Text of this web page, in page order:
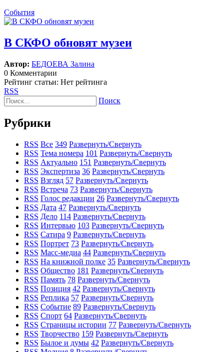
События
В СКФО обновят музеи
Автор: БЕДОЕВА Залина
0 Комментарии
Рейтинг статьи: Нет рейтинга
RSS
Поиск
Рубрики
RSS Все 349 Развернуть/Свернуть
RSS Тема номера 101 Развернуть/Свернуть
RSS Актуально 151 Развернуть/Свернуть
RSS Экспертиза 36 Развернуть/Свернуть
RSS Взгляд 57 Развернуть/Свернуть
RSS Встреча 73 Развернуть/Свернуть
RSS Голос редакции 26 Развернуть/Свернуть
RSS Дата 47 Развернуть/Свернуть
RSS Дело 114 Развернуть/Свернуть
RSS Интервью 103 Развернуть/Свернуть
RSS Сатира 9 Развернуть/Свернуть
RSS Портрет 73 Развернуть/Свернуть
RSS Масс-медиа 44 Развернуть/Свернуть
RSS На книжной полке 35 Развернуть/Свернуть
RSS Общество 181 Развернуть/Свернуть
RSS Память 78 Развернуть/Свернуть
RSS Позиция 42 Развернуть/Свернуть
RSS Реплика 57 Развернуть/Свернуть
RSS Событие 89 Развернуть/Свернуть
RSS Спорт 64 Развернуть/Свернуть
RSS Страницы истории 77 Развернуть/Свернуть
RSS Творчество 159 Развернуть/Свернуть
RSS Былое и думы 42 Развернуть/Свернуть